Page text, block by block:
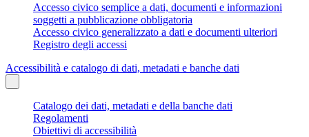
Accesso civico semplice a dati, documenti e informazioni
soggetti a pubblicazione obbligatoria
Accesso civico generalizzato a dati e documenti ulteriori
Registro degli accessi
Accessibilità e catalogo di dati, metadati e banche dati
Catalogo dei dati, metadati e della banche dati
Regolamenti
Obiettivi di accessibilità